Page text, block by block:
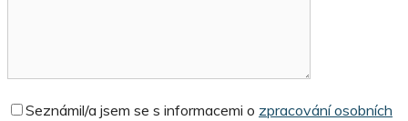
Seznámil/a jsem se s informacemi o zpracování osobních